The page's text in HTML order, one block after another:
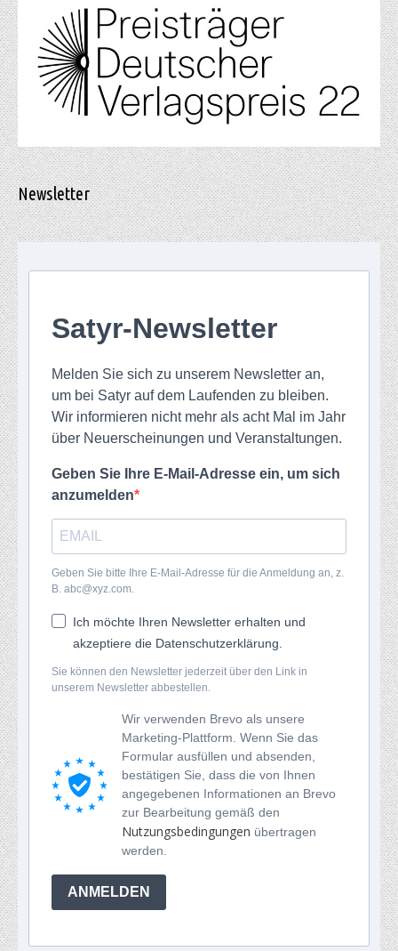
Newsletter
Satyr-Newsletter
Melden Sie sich zu unserem Newsletter an,
um bei Satyr auf dem Laufenden zu bleiben.
Wir informieren nicht mehr als acht Mal im Jahr
über Neuerscheinungen und Veranstaltungen.
Geben Sie Ihre E-Mail-Adresse ein, um sich
anzumelden
Geben Sie bitte Ihre E-Mail-Adresse für die Anmeldung an, z.
B. abc@xyz.com.
Ich möchte Ihren Newsletter erhalten und
akzeptiere die Datenschutzerklärung.
Sie können den Newsletter jederzeit über den Link in
unserem Newsletter abbestellen.
Wir verwenden Brevo als unsere
Marketing-Plattform. Wenn Sie das
Formular ausfüllen und absenden,
bestätigen Sie, dass die von Ihnen
angegebenen Informationen an Brevo
zur Bearbeitung gemäß den
Nutzungsbedingungen übertragen
werden.
ANMELDEN